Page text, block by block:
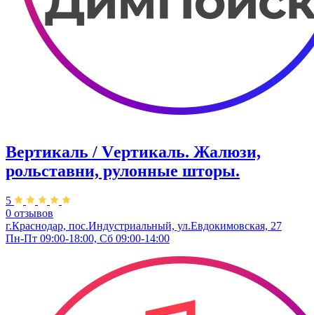
Вертикаль / Vертикаль. Жалюзи,
рольставни, рулонные шторы.
5
0 отзывов
г.Краснодар, пос.Индустриальный, ул.Евдокимовская, 27
Пн-Пт 09:00-18:00, Сб 09:00-14:00